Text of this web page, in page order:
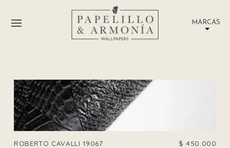
MARCAS
ROBERTO CAVALLI 19067 $ 450.000